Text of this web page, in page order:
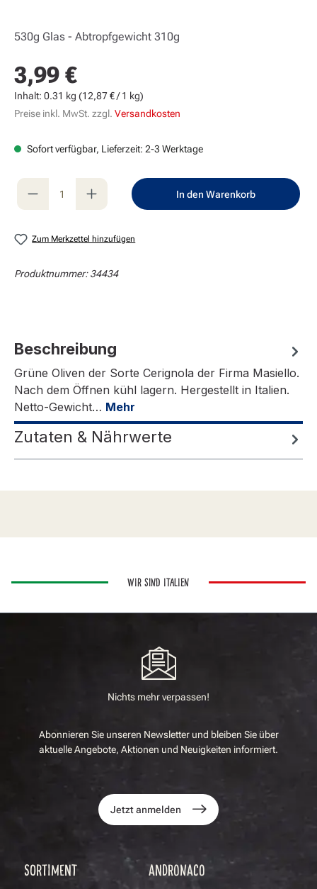
530g Glas - Abtropfgewicht 310g
Regulärer Preis:
3,99 €
Inhalt: 0.31 kg (12,87 € / 1 kg)
Preise inkl. MwSt. zzgl. Versandkosten
Sofort verfügbar, Lieferzeit: 2-3 Werktage
Produkt Anzahl: Gib den gewünschten
In den Warenkorb
Zum Merkzettel hinzufügen
Produktnummer:34434
Beschreibung
Grüne Oliven der Sorte Cerignola der Firma Masiello.
Nach dem Öffnen kühl lagern. Hergestellt in Italien.
Netto-Gewicht… Mehr
Zutaten & Nährwerte
WIR SIND ITALIEN
Nichts mehr verpassen!
Abonnieren Sie unseren Newsletter und bleiben Sie über
aktuelle Angebote, Aktionen und Neuigkeiten informiert.
Jetzt anmelden
SORTIMENT ANDRONACO